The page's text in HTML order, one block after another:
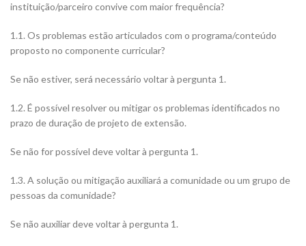
instituição/parceiro convive com maior frequência?
1.1. Os problemas estão articulados com o programa/conteúdo
proposto no componente curricular?
Se não estiver, será necessário voltar à pergunta 1.
1.2. É possível resolver ou mitigar os problemas identificados no
prazo de duração de projeto de extensão.
Se não for possível deve voltar à pergunta 1.
1.3. A solução ou mitigação auxiliará a comunidade ou um grupo de
pessoas da comunidade?
Se não auxiliar deve voltar à pergunta 1.